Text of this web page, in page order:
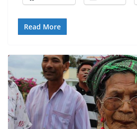
Read More